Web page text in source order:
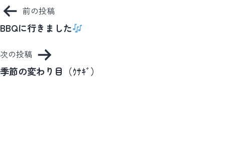
投
稿
ビ
ゲ
前の投稿
BBQに行きました
次の投稿
季節の変わり目（ｳｻｷﾞ）